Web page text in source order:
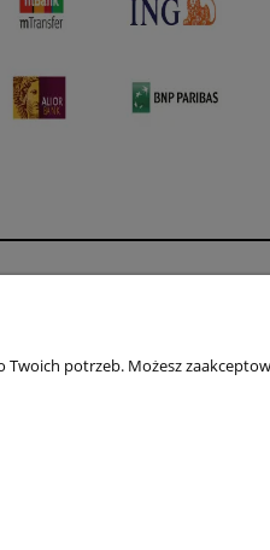
Jak kupować?
potrzeb. Możesz